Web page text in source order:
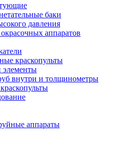
баки
давления
аппаратов
краскопульты
внутри и толщинометры
аппараты